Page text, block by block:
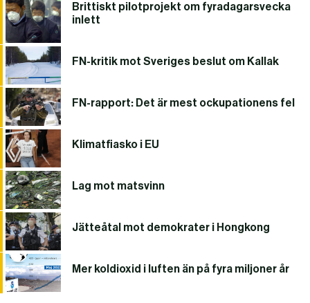
Brittiskt pilotprojekt om fyradagarsvecka
inlett
FN-kritik mot Sveriges beslut om Kallak
FN-rapport: Det är mest ockupationens fel
Klimatfiasko i EU
Lag mot matsvinn
Jätteåtal mot demokrater i Hongkong
Mer koldioxid i luften än på fyra miljoner år